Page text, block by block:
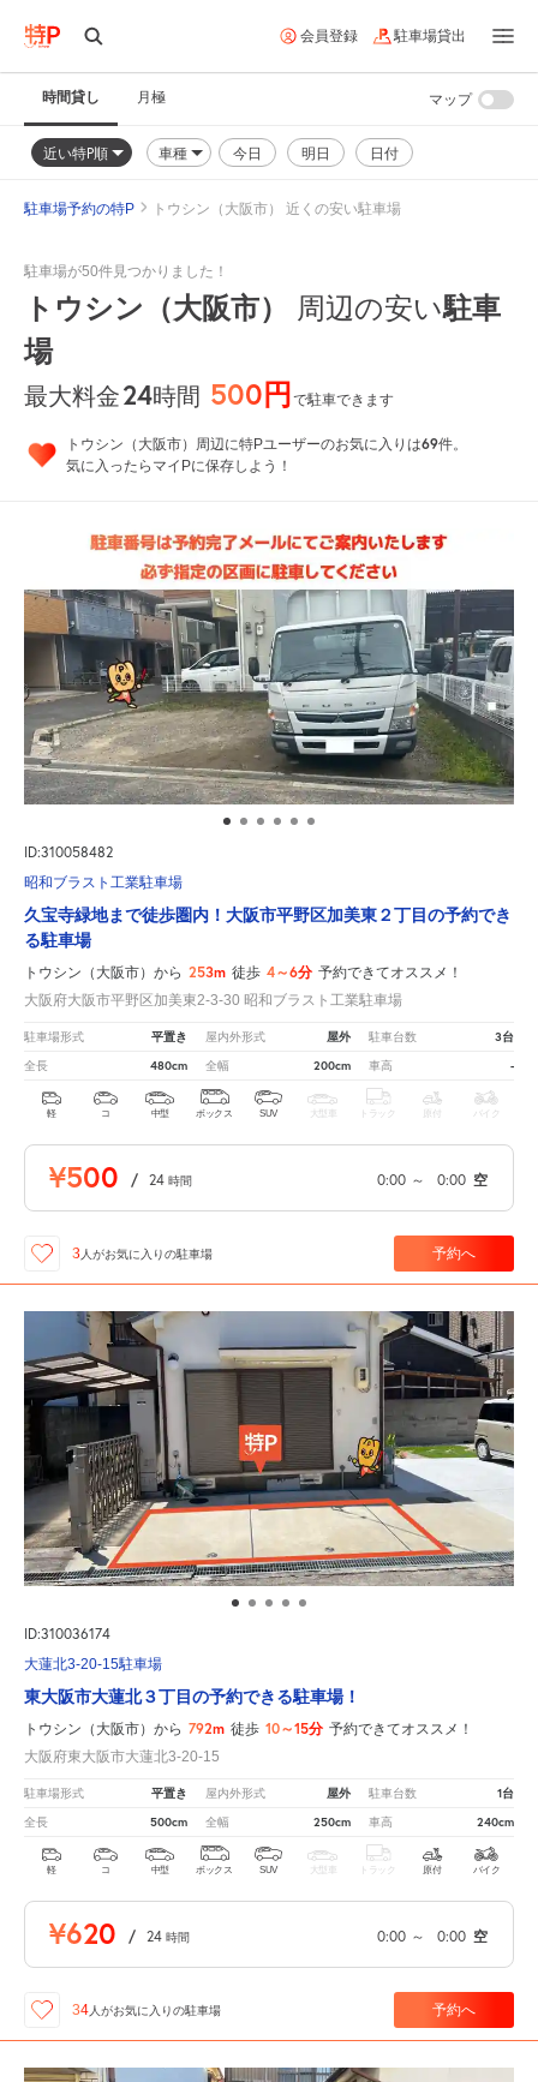
会員登録 駐車場貸出
時間貸し 月極
近い特P順 車種 今日 明日 日付
マップ
駐車場予約の特P トウシン（大阪市） 近くの安い駐車場
駐車場が50件見つかりました！
トウシン（大阪市） 周辺の安い駐車
場
最大料金24時間 500円で駐車できます
トウシン（大阪市）周辺に特Pユーザーのお気に入りは69件。
気に入ったらマイPに保存しよう！
ID:310058482
昭和ブラスト工業駐車場
久宝寺緑地まで徒歩圏内！大阪市平野区加美東２丁目の予約でき
る駐車場
トウシン（大阪市）から 253m 徒歩 4～6分 予約できてオススメ！
大阪府大阪市平野区加美東2-3-30 昭和ブラスト工業駐車場
駐車場形式 平置き 屋内外形式 屋外 駐車台数 3台
全長 480cm 全幅 200cm 車高 -
軽 コ 中型 ボックス SUV 大型車 トラック 原付 バイク
¥500 / 24 時間 0:00 ～ 0:00 空
3 人がお気に入りの駐車場 予約へ
ID:310036174
大蓮北3-20-15駐車場
東大阪市大蓮北３丁目の予約できる駐車場！
トウシン（大阪市）から 792m 徒歩 10～15分 予約できてオススメ！
大阪府東大阪市大蓮北3-20-15
駐車場形式 平置き 屋内外形式 屋外 駐車台数 1台
全長 500cm 全幅 250cm 車高 240cm
軽 コ 中型 ボックス SUV 大型車 トラック 原付 バイク
¥620 / 24 時間 0:00 ～ 0:00 空
34人がお気に入りの駐車場 予約へ